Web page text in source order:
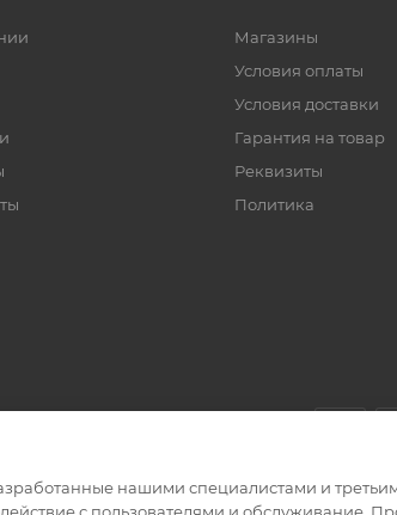
Магазины
Условия оплаты
Условия доставки
Гарантия на товар
Реквизиты
Политика
нашими специалистами и